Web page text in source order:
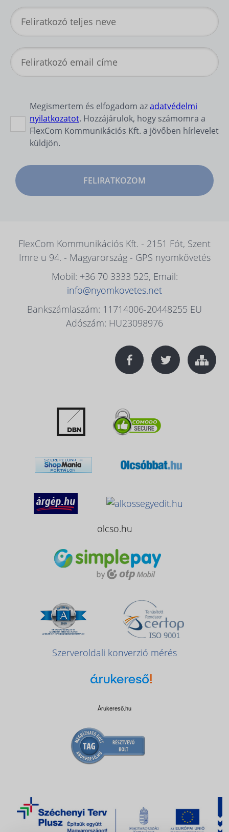
Megismertem és elfogadom azadatvédelmi
nyilatkozatot. Hozzájárulok, hogy számomra a
FlexCom Kommunikációs Kft. a jövőben hírlevelet
küldjön.
FELIRATKOZOM
FlexCom Kommunikációs Kft. - 2151 Fót, Szent
Imre u 94. - Magyarország - GPS nyomkövetés
Mobil: +36 70 3333 525, Email:
info@nyomkovetes.net
Bankszámlaszám: 11714006-20448255 EU
Adószám: HU23098976
olcso.hu
Szerveroldali konverzió mérés
Árukereső.hu